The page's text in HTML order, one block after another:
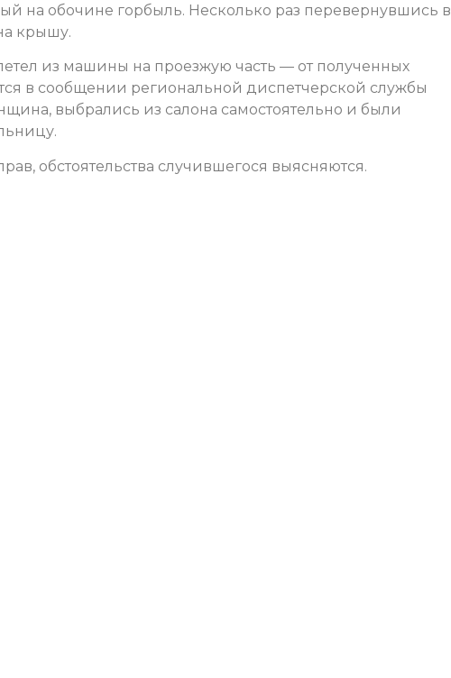
на обочине горбыль. Несколько раз перевернувшись в
крышу.
из машины на проезжую часть — от полученных
в сообщении региональной диспетчерской службы
выбрались из салона самостоятельно и были
обстоятельства случившегося выясняются.